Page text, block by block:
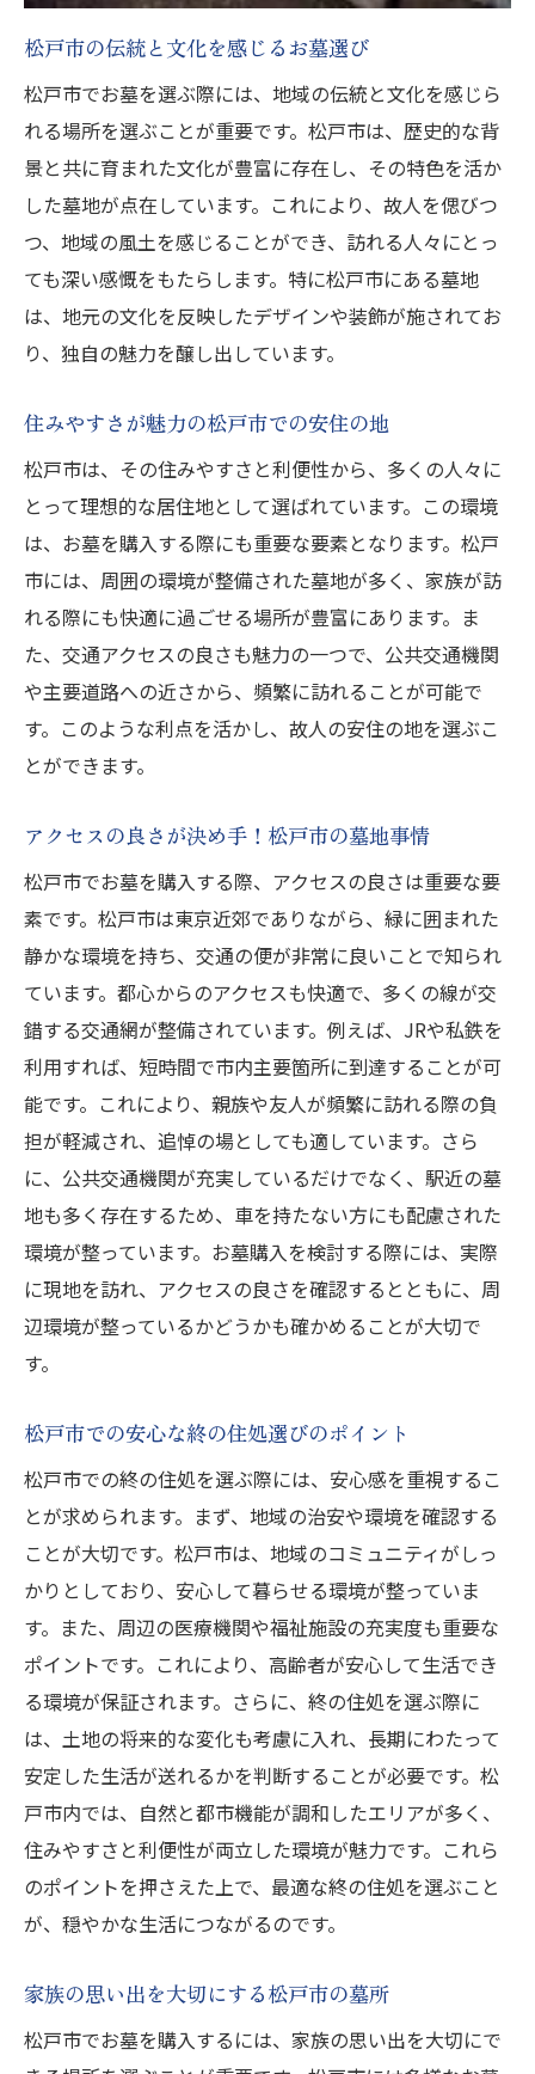
周辺環境をチェックする方法
家族が訪れやすい立地の重要性
アクセスの良さと維持費の関係
交通手段が整ったエリアの魅力
環境の魅力を最大限活かす松戸市お墓購入ガイ
ド
緑豊かで静かな環境を選ぶメリット
四季折々の変化を楽しめる場所選び
環境保全に配慮した墓地の探し方
地域文化を感じる墓所選択の意味
松戸市で安心してお墓を選ぶためのポイント解
説
契約時に確認しておくべき重要事項
将来の管理費用を見据えた選択
法律に基づくお墓選びの手引き
信頼できる業者選びの秘訣
アフターケアの内容をチェック
松戸市のお墓購入で知っておくべき重要な要素
墓地の種類と選び方の基準
宗教や宗派に応じた選択肢
購入前に考慮すべき家族のニーズ
お墓購入に関する法令と手続き
後悔しないための事前準備
地域の風習と文化を理解する
松戸市での理想のお墓選びで大切な人を迎える
準備
心をこめたお墓選びの心得
家族の希望を反映させる選び方
永代供養に関する最新情報
未来を見据えたお墓選びの視点
家族が集える場所としての墓所
松戸市お墓購入スポットで最適な選択をする方
法
地域の評判を基にした選び方
訪問者の声を参考にするメリット
見学で確認すべき具体的なポイント
お墓の維持管理に関する知識
長期的な視点での選択基準
購入後のサポート体制を重視
松戸市の伝統と文化を感じるお墓選び
松戸市でお墓を選ぶ際には、地域の伝統と文化を感じら
れる場所を選ぶことが重要です。松戸市は、歴史的な背
景と共に育まれた文化が豊富に存在し、その特色を活か
した墓地が点在しています。これにより、故人を偲びつ
つ、地域の風土を感じることができ、訪れる人々にとっ
ても深い感慨をもたらします。特に松戸市にある墓地
は、地元の文化を反映したデザインや装飾が施されてお
り、独自の魅力を醸し出しています。
住みやすさが魅力の松戸市での安住の地
松戸市は、その住みやすさと利便性から、多くの人々に
とって理想的な居住地として選ばれています。この環境
は、お墓を購入する際にも重要な要素となります。松戸
市には、周囲の環境が整備された墓地が多く、家族が訪
れる際にも快適に過ごせる場所が豊富にあります。ま
た、交通アクセスの良さも魅力の一つで、公共交通機関
や主要道路への近さから、頻繁に訪れることが可能で
す。このような利点を活かし、故人の安住の地を選ぶこ
とができます。
アクセスの良さが決め手！松戸市の墓地事情
松戸市でお墓を購入する際、アクセスの良さは重要な要
素です。松戸市は東京近郊でありながら、緑に囲まれた
静かな環境を持ち、交通の便が非常に良いことで知られ
ています。都心からのアクセスも快適で、多くの線が交
錯する交通網が整備されています。例えば、JRや私鉄を
利用すれば、短時間で市内主要箇所に到達することが可
能です。これにより、親族や友人が頻繁に訪れる際の負
担が軽減され、追悼の場としても適しています。さら
に、公共交通機関が充実しているだけでなく、駅近の墓
地も多く存在するため、車を持たない方にも配慮された
環境が整っています。お墓購入を検討する際には、実際
に現地を訪れ、アクセスの良さを確認するとともに、周
辺環境が整っているかどうかも確かめることが大切で
す。
松戸市での安心な終の住処選びのポイント
松戸市での終の住処を選ぶ際には、安心感を重視するこ
とが求められます。まず、地域の治安や環境を確認する
ことが大切です。松戸市は、地域のコミュニティがしっ
かりとしており、安心して暮らせる環境が整っていま
す。また、周辺の医療機関や福祉施設の充実度も重要な
ポイントです。これにより、高齢者が安心して生活でき
る環境が保証されます。さらに、終の住処を選ぶ際に
は、土地の将来的な変化も考慮に入れ、長期にわたって
安定した生活が送れるかを判断することが必要です。松
戸市内では、自然と都市機能が調和したエリアが多く、
住みやすさと利便性が両立した環境が魅力です。これら
のポイントを押さえた上で、最適な終の住処を選ぶこと
が、穏やかな生活につながるのです。
家族の思い出を大切にする松戸市の墓所
松戸市でお墓を購入するには、家族の思い出を大切にで